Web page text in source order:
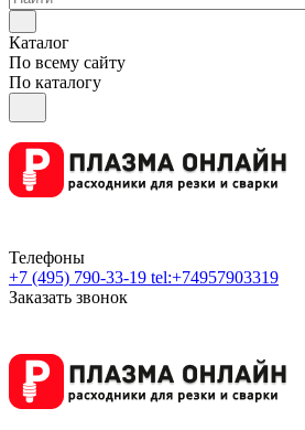
Каталог
По всему сайту
По каталогу
Телефоны
+7 (495) 790-33-19 tel:+74957903319
Заказать звонок